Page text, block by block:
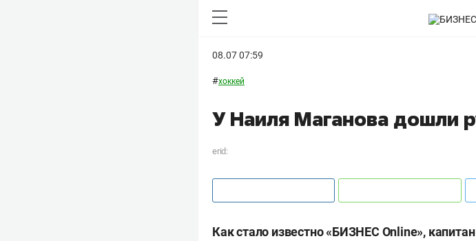
08.07 07:59
#хоккей
У Наиля Маганова дошли
erid:
Как стало известно «БИЗНЕС Online»,